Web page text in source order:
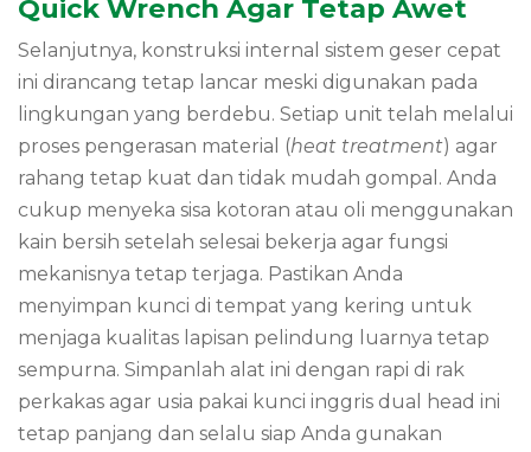
Quick Wrench Agar Tetap Awet
Selanjutnya, konstruksi internal sistem geser cepat
ini dirancang tetap lancar meski digunakan pada
lingkungan yang berdebu. Setiap unit telah melalui
proses pengerasan material (heat treatment) agar
rahang tetap kuat dan tidak mudah gompal. Anda
cukup menyeka sisa kotoran atau oli menggunakan
kain bersih setelah selesai bekerja agar fungsi
mekanisnya tetap terjaga. Pastikan Anda
menyimpan kunci di tempat yang kering untuk
menjaga kualitas lapisan pelindung luarnya tetap
sempurna. Simpanlah alat ini dengan rapi di rak
perkakas agar usia pakai kunci inggris dual head ini
tetap panjang dan selalu siap Anda gunakan